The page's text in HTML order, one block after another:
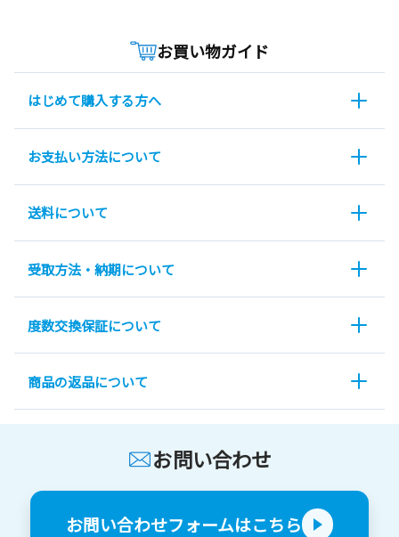
お買い物ガイド
はじめて購入する方へ
お支払い方法について
送料について
受取方法・納期について
度数交換保証について
商品の返品について
お問い合わせ
お問い合わせフォームはこちら